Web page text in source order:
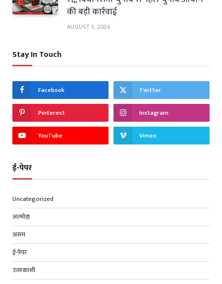
की बड़ी कार्रवाई
AUGUST 5, 2026
Stay In Touch
Facebook Twitter
Pinterest Instagram
YouTube Vimeo
ई-पेपर
Uncategorized
अल्मोड़ा
असम
ई-पेपर
उत्तरकाशी